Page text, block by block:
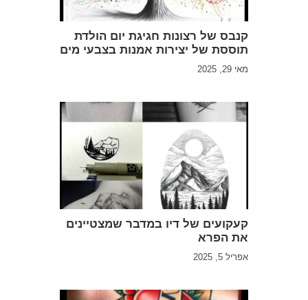
קנבס של רצונות חגיגת יום הולדת
תוססת של יצירות אמנות בצבעי מים
מאי 29, 2025
קעקועים של דיו במדבר שמצטיינים
את הפרא
אפריל 5, 2025